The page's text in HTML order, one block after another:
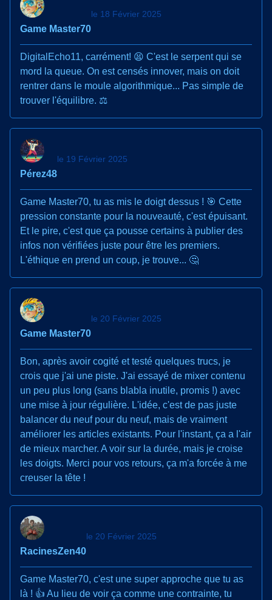
Game Master70
le 18 Février 2025
DigitalEcho11, carrément! 😫 C'est le serpent qui se
mord la queue. On est censés innover, mais on doit
rentrer dans le moule algorithmique... Pas simple de
trouver l'équilibre. ⚖️
Pérez48
le 19 Février 2025
Game Master70, tu as mis le doigt dessus ! 🎯 Cette
pression constante pour la nouveauté, c'est épuisant.
Et le pire, c'est que ça pousse certains à publier des
infos non vérifiées juste pour être les premiers.
L'éthique en prend un coup, je trouve... 🤔
Game Master70
le 20 Février 2025
Bon, après avoir cogité et testé quelques trucs, je
crois que j'ai une piste. J'ai essayé de mixer contenu
un peu plus long (sans blabla inutile, promis !) avec
une mise à jour régulière. L'idée, c'est de pas juste
balancer du neuf pour du neuf, mais de vraiment
améliorer les articles existants. Pour l'instant, ça a l'air
de mieux marcher. A voir sur la durée, mais je croise
les doigts. Merci pour vos retours, ça m'a forcée à me
creuser la tête !
RacinesZen40
le 20 Février 2025
Game Master70, c'est une super approche que tu as
là ! 👍 Au lieu de voir ça comme une contrainte, tu